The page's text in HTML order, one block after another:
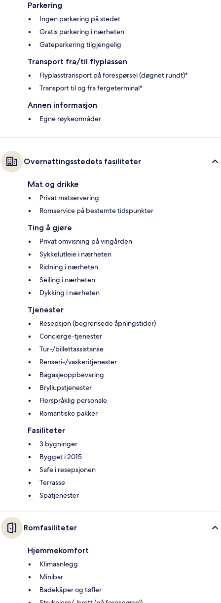
Parkering
Ingen parkering på stedet
Gratis parkering i nærheten
Gateparkering tilgjengelig
Transport fra/til flyplassen
Flyplasstransport på forespørsel (døgnet rundt)*
Transport til og fra fergeterminal*
Annen informasjon
Egne røykeområder
Overnattingsstedets fasiliteter
Mat og drikke
Privat matservering
Romservice på bestemte tidspunkter
Ting å gjøre
Privat omvisning på vingården
Sykkelutleie i nærheten
Ridning i nærheten
Seiling i nærheten
Dykking i nærheten
Tjenester
Resepsjon (begrensede åpningstider)
Concierge-tjenester
Tur-/billettassistanse
Renseri-/vaskeritjenester
Bagasjeoppbevaring
Bryllupstjenester
Flerspråklig personale
Romantiske pakker
Fasiliteter
3 bygninger
Bygget i 2015
Safe i resepsjonen
Terrasse
Spatjenester
Romfasiliteter
Hjemmekomfort
Klimaanlegg
Minibar
Badekåper og tøfler